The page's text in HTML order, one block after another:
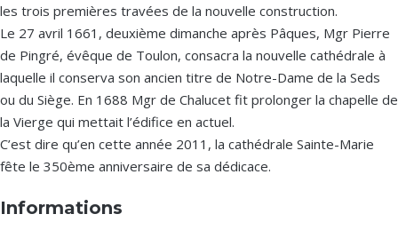
les trois premières travées de la nouvelle construction.
Le 27 avril 1661, deuxième dimanche après Pâques, Mgr Pierre
de Pingré, évêque de Toulon, consacra la nouvelle cathédrale à
laquelle il conserva son ancien titre de Notre-Dame de la Seds
ou du Siège. En 1688 Mgr de Chalucet fit prolonger la chapelle de
la Vierge qui mettait l’édifice en actuel.
C’est dire qu’en cette année 2011, la cathédrale Sainte-Marie
fête le 350ème anniversaire de sa dédicace.
Informations